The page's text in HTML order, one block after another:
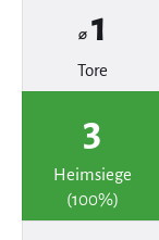
⌀ 1
Tore
3
Heimsiege
(100%)